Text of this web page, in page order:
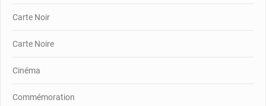
Carte Noir
Carte Noire
Cinéma
Commémoration